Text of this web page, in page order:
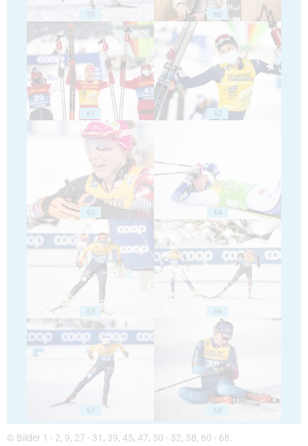
59 60
61 62
63 64
65 66
67 68
© Bilder 1 - 2, 9, 27 - 31, 39, 45, 47, 50 - 52, 58, 60 - 68: